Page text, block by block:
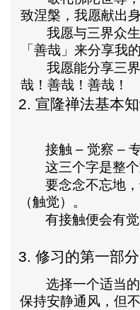
致涅槃，我愿献出
我愿与三界众
「善哉」来分享我
我愿能分享三
哉！善哉！善哉！
2.宣隆禅法基本
接触 – 觉察 –
这三个字是整
要念念不忘地
（触觉）。
有接触便会有
3.修习的第一部
选择一个适当
保持安静通风，但